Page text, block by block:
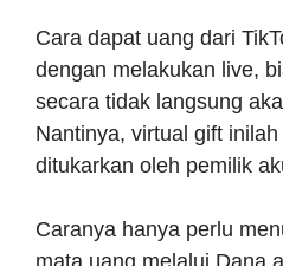
Cara dapat uang dari
dengan melakukan live,
secara tidak langsung
Nantinya, virtual gift
ditukarkan oleh pemilik
Caranya hanya perlu